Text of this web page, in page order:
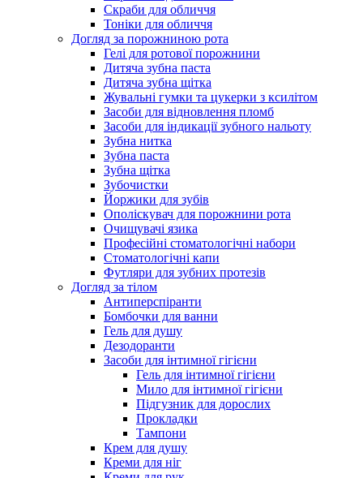
Скраби для обличчя
Тоніки для обличчя
Догляд за порожниною рота
Гелі для ротової порожнини
Дитяча зубна паста
Дитяча зубна щітка
Жувальні гумки та цукерки з ксилітом
Засоби для відновлення пломб
Засоби для індикації зубного нальоту
Зубна нитка
Зубна паста
Зубна щітка
Зубочистки
Йоржики для зубів
Ополіскувач для порожнини рота
Очищувачі язика
Професійні стоматологічні набори
Стоматологічні капи
Футляри для зубних протезів
Догляд за тілом
Антиперспіранти
Бомбочки для ванни
Гель для душу
Дезодоранти
Засоби для інтимної гігієни
Гель для інтимної гігієни
Мило для інтимної гігієни
Підгузник для дорослих
Прокладки
Тампони
Крем для душу
Креми для ніг